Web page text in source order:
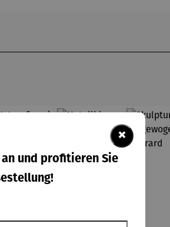
49,50 €
Vorteilsprei
s
×
und profitieren Sie